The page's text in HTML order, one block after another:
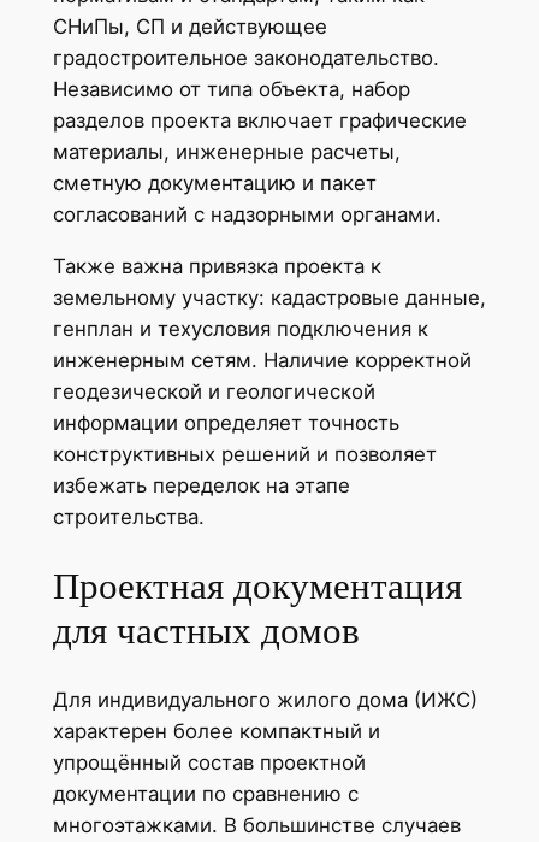
СНиПы, СП и действующее
градостроительное законодательство.
Независимо от типа объекта, набор
разделов проекта включает графические
материалы, инженерные расчеты,
сметную документацию и пакет
согласований с надзорными органами.
Также важна привязка проекта к
земельному участку: кадастровые данные,
генплан и техусловия подключения к
инженерным сетям. Наличие корректной
геодезической и геологической
информации определяет точность
конструктивных решений и позволяет
избежать переделок на этапе
строительства.
Проектная документация
для частных домов
Для индивидуального жилого дома (ИЖС)
характерен более компактный и
упрощённый состав проектной
документации по сравнению с
многоэтажками. В большинстве случаев